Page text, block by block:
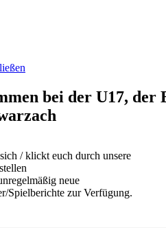
bei der U17, der
/ klickt euch durch unsere
neue
Spielberichte zur Verfügung.